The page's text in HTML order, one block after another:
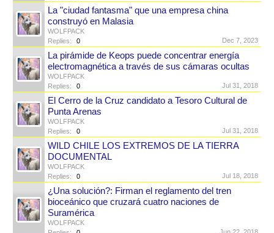
La "ciudad fantasma" que una empresa china
construyó en Malasia
WOLFPACK
Replies:
0 Dec 7, 2023
La pirámide de Keops puede concentrar energía
electromagnética a través de sus cámaras ocultas
WOLFPACK
Replies:
0 Jul 31, 2018
El Cerro de la Cruz candidato a Tesoro Cultural de
Punta Arenas
WOLFPACK
Replies:
0 Jul 31, 2018
WILD CHILE LOS EXTREMOS DE LA TIERRA
DOCUMENTAL
WOLFPACK
Replies:
0 Jul 18, 2018
¿Una solución?: Firman el reglamento del tren
bioceánico que cruzará cuatro naciones de
Suramérica
WOLFPACK